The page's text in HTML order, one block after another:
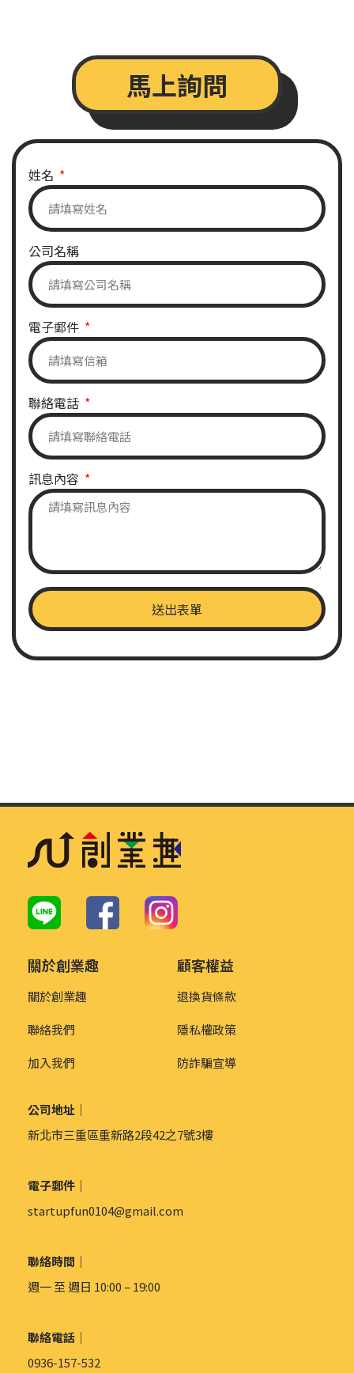
馬上詢問
姓名
公司名稱
電子郵件
聯絡電話
訊息內容
送出表單
關於創業趣
關於創業趣
聯絡我們
加入我們
顧客權益
退換貨條款
隱私權政策
防詐騙宣導
公司地址｜
新北市三重區重新路2段42之7號3樓
電子郵件｜
startupfun0104@gmail.com
聯絡時間｜
週一 至 週日 10:00 – 19:00
聯絡電話｜
0936-157-532